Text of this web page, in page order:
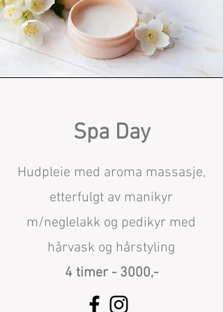
Spa Day
Hudpleie med aroma massasje,
etterfulgt av manikyr
m/neglelakk og pedikyr med
hårvask og hårstyling
4 timer - 3000,-